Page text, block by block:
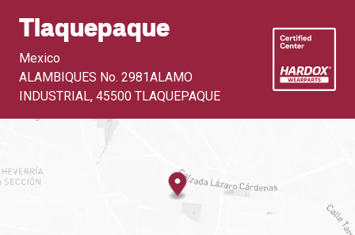
Tlaquepaque
Mexico
ALAMBIQUES No. 2981ALAMO
INDUSTRIAL, 45500 TLAQUEPAQUE